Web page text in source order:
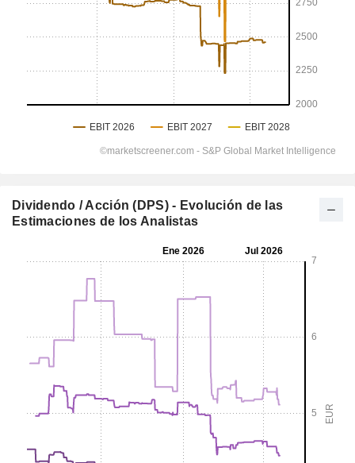
Dividendo / Acción (DPS) - Evolución de las
Estimaciones de los Analistas